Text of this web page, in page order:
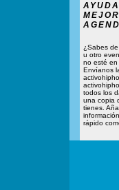
¿Sabes
u otro
no esté en
Envíanos
todos los
una copia
tienes.
rápido